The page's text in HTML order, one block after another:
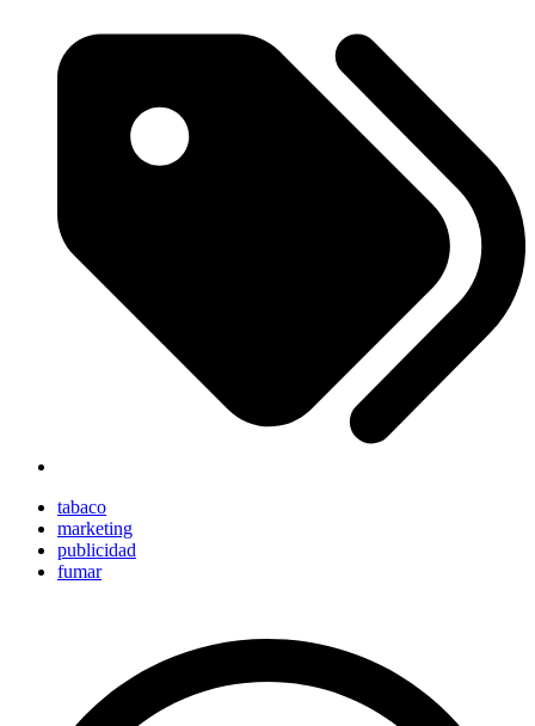
tabaco
marketing
publicidad
fumar